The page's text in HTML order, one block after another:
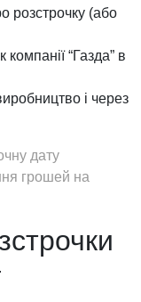
розстрочку (або
“Газда” в
і через
дату
грошей на